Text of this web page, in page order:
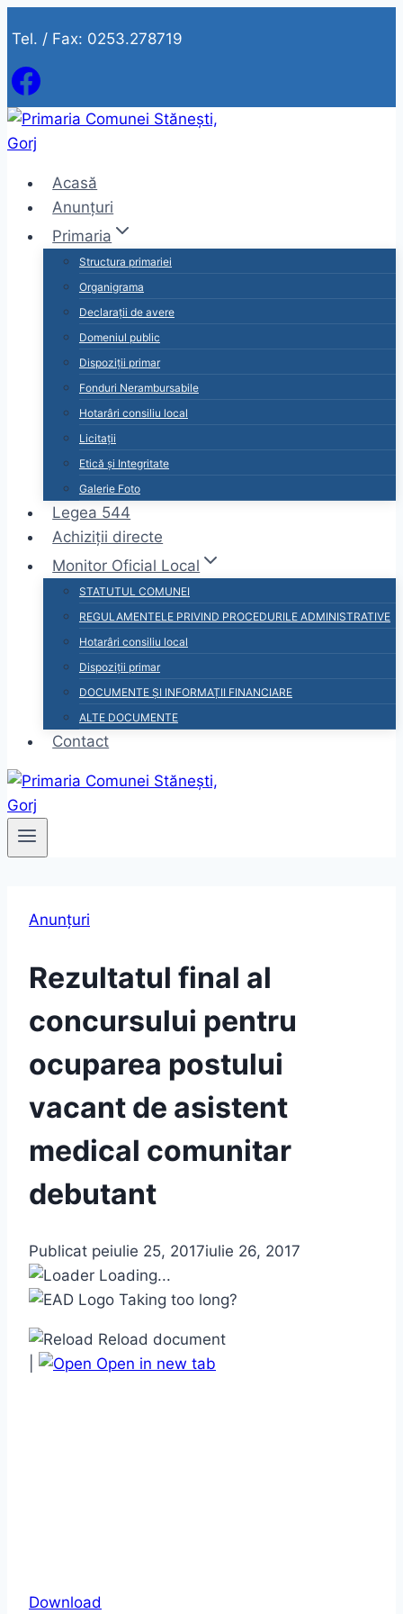
to
content
Tel. / Fax: 0253.278719
Acasă
Anunțuri
Primaria
Structura primariei
Organigrama
Declarații de avere
Domeniul public
Dispoziții primar
Fonduri Nerambursabile
Hotarâri consiliu local
Licitații
Etică și Integritate
Galerie Foto
Legea 544
Achiziții directe
Monitor Oficial Local
STATUTUL COMUNEI
REGULAMENTELE PRIVIND PROCEDURILE ADMINISTRATIVE
Hotarâri consiliu local
Dispoziții primar
DOCUMENTE ȘI INFORMAȚII FINANCIARE
ALTE DOCUMENTE
Contact
Anunțuri
Rezultatul final al
concursului pentru
ocuparea postului
vacant de asistent
medical comunitar
debutant
Publicat peiulie 25, 2017iulie 26, 2017
Loading...
Taking too long?
Reload document
Open in new tab
Download